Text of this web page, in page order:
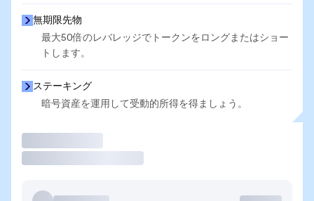
無期限先物
最大50倍のレバレッジでトークンをロングまたはショー
トします。
ステーキング
暗号資産を運用して受動的所得を得ましょう。